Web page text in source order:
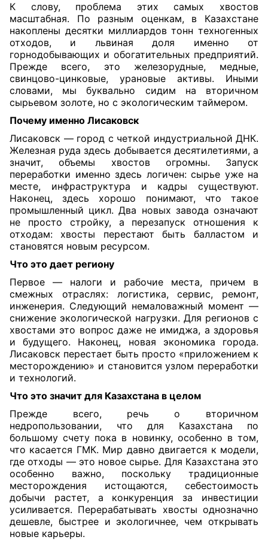
К слову, проблема этих самых хвостов
масштабная. По разным оценкам, в Казахстане
накоплены десятки миллиардов тонн техногенных
отходов, и львиная доля именно от
горнодобывающих и обогатительных предприятий.
Прежде всего, это железорудные, медные,
свинцово-цинковые, урановые активы. Иными
словами, мы буквально сидим на вторичном
сырьевом золоте, но с экологическим таймером.
Почему именно Лисаковск
Лисаковск — город с четкой индустриальной ДНК.
Железная руда здесь добывается десятилетиями, а
значит, объемы хвостов огромны. Запуск
переработки именно здесь логичен: сырье уже на
месте, инфраструктура и кадры существуют.
Наконец, здесь хорошо понимают, что такое
промышленный цикл. Два новых завода означают
не просто стройку, а перезапуск отношения к
отходам: хвосты перестают быть балластом и
становятся новым ресурсом.
Что это дает региону
Первое — налоги и рабочие места, причем в
смежных отраслях: логистика, сервис, ремонт,
инженерия. Следующий немаловажный момент —
снижение экологической нагрузки. Для регионов с
хвостами это вопрос даже не имиджа, а здоровья
и будущего. Наконец, новая экономика города.
Лисаковск перестает быть просто «приложением к
месторождению» и становится узлом переработки
и технологий.
Что это значит для Казахстана в целом
Прежде всего,
речь о вторичном
недропользовании, что для Казахстана по
большому счету пока в новинку, особенно в том,
что касается ГМК. Мир давно двигается к модели,
где отходы — это новое сырье. Для Казахстана это
особенно важно, поскольку традиционные
месторождения истощаются, себестоимость
добычи растет, а конкуренция за инвестиции
усиливается. Перерабатывать хвосты однозначно
дешевле, быстрее и экологичнее, чем открывать
новые карьеры.